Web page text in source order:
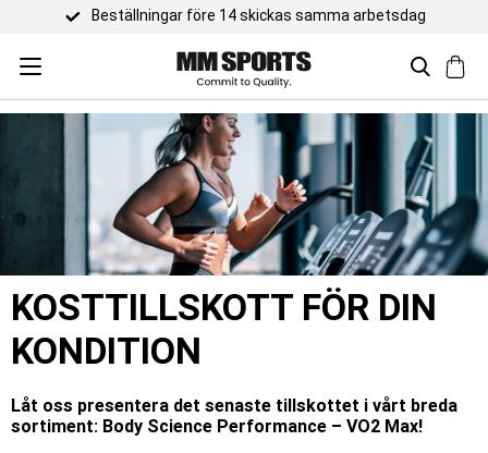
Beställningar före 14 skickas samma arbetsdag
KOSTTILLSKOTT FÖR DIN
KONDITION
Låt oss presentera det senaste tillskottet i vårt breda
sortiment: Body Science Performance – VO2 Max!